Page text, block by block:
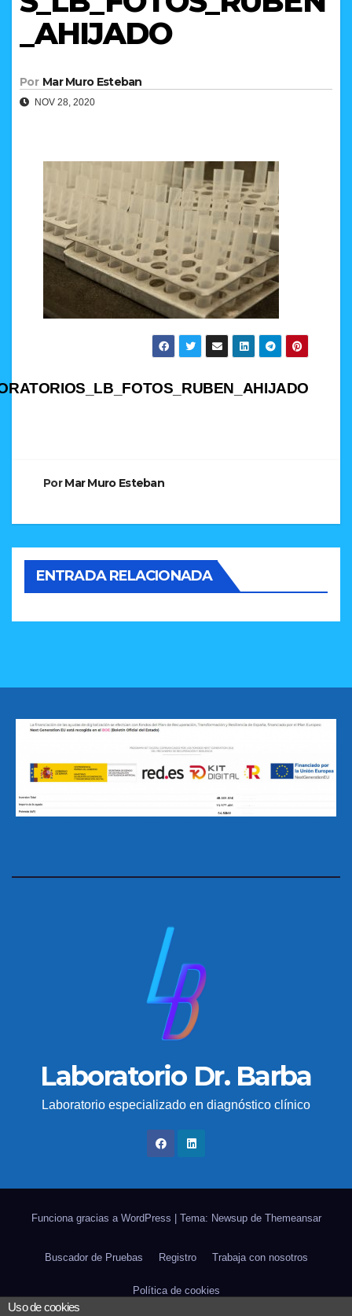
_AHIJADO
Por Mar Muro Esteban
NOV 28, 2020
Navegación
PorMar Muro Esteban
ENTRADA RELACIONADA
Laboratorio Dr. Barba
Laboratorio especializado en diagnóstico clínico
Funciona gracias a WordPress | Tema: Newsup de Themeansar
Buscador de Pruebas Registro Trabaja con nosotros
Política de cookies
Uso de cookies